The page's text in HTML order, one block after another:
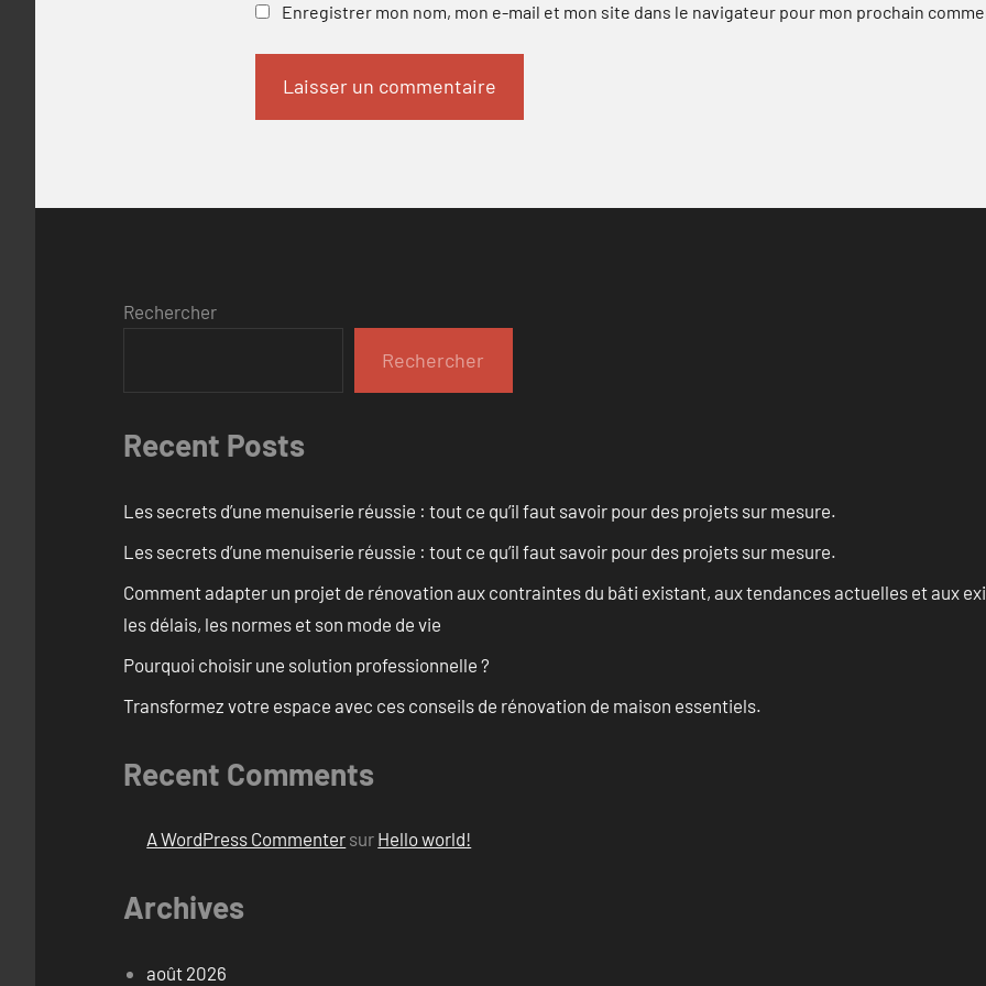
Enregistrer mon nom, mon e-mail et mon site dans le navigateur pour mon prochain
Rechercher
Rechercher
Recent Posts
Les secrets d’une menuiserie réussie : tout ce qu’il faut savoir pour des projets sur mesure.
Les secrets d’une menuiserie réussie : tout ce qu’il faut savoir pour des projets sur mesure.
Comment adapter un projet de rénovation aux contraintes du bâti existant, aux tendances actuelles et aux
les délais, les normes et son mode de vie
Pourquoi choisir une solution professionnelle ?
Transformez votre espace avec ces conseils de rénovation de maison essentiels.
Recent Comments
A WordPress Commenter sur Hello world!
Archives
août 2026